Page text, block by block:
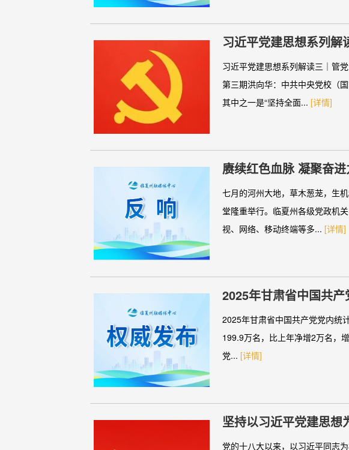
习近平党建思想系列解
习近平党建思想系列解读三｜管
第三期洪向华：中共中央党校（
其中之一是“坚持全面... [详情]
赓续红色血脉 凝聚奋
党员干部职工中引发热
七月的河州大地，草木葱茏，生
堂隆重举行。临夏州各级党政机
视、网络、移动终端等多... [详情]
2025年甘肃省中国共
2025年甘肃省中国共产党党内统
199.9万名，比上年净增2万名，
党... [详情]
坚持以习近平党建思想
党的十八大以来，以习近平同志